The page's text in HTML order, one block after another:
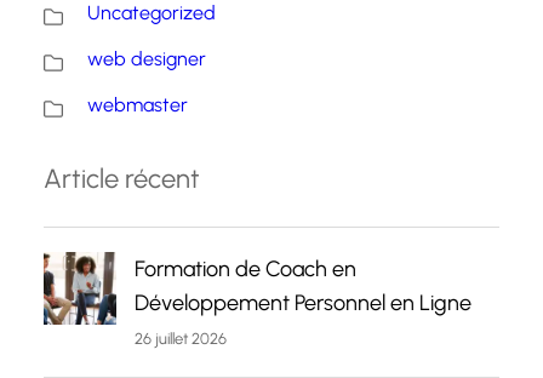
Uncategorized
web designer
webmaster
Article récent
Formation de Coach en
Développement Personnel en Ligne
26 juillet 2026